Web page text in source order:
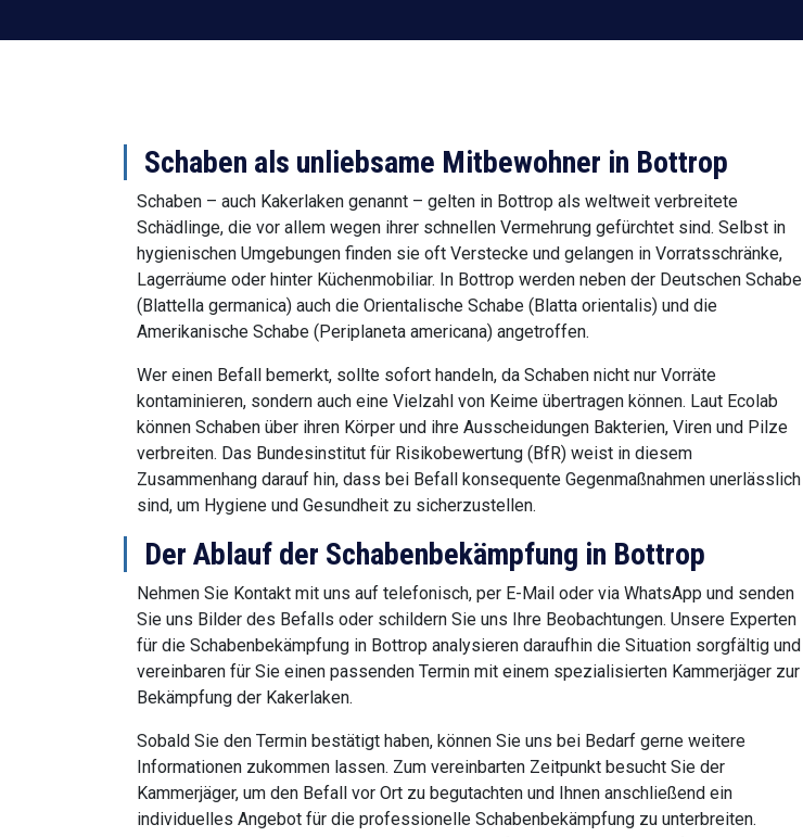
Schaben als unliebsame Mitbewohner in Bottrop
Schaben – auch Kakerlaken genannt – gelten in Bottrop als weltweit verbreitete
Schädlinge, die vor allem wegen ihrer schnellen Vermehrung gefürchtet sind. Selbst in
hygienischen Umgebungen finden sie oft Verstecke und gelangen in Vorratsschränke,
Lagerräume oder hinter Küchenmobiliar. In Bottrop werden neben der Deutschen Schabe
(Blattella germanica) auch die Orientalische Schabe (Blatta orientalis) und die
Amerikanische Schabe (Periplaneta americana) angetroffen.
Wer einen Befall bemerkt, sollte sofort handeln, da Schaben nicht nur Vorräte
kontaminieren, sondern auch eine Vielzahl von Keime übertragen können. Laut Ecolab
können Schaben über ihren Körper und ihre Ausscheidungen Bakterien, Viren und Pilze
verbreiten. Das Bundesinstitut für Risikobewertung (BfR) weist in diesem
Zusammenhang darauf hin, dass bei Befall konsequente Gegenmaßnahmen unerlässlich
sind, um Hygiene und Gesundheit zu sicherzustellen.
Der Ablauf der Schabenbekämpfung in Bottrop
Nehmen Sie Kontakt mit uns auf telefonisch, per E-Mail oder via WhatsApp und senden
Sie uns Bilder des Befalls oder schildern Sie uns Ihre Beobachtungen. Unsere Experten
für die Schabenbekämpfung in Bottrop analysieren daraufhin die Situation sorgfältig und
vereinbaren für Sie einen passenden Termin mit einem spezialisierten Kammerjäger zur
Bekämpfung der Kakerlaken.
Sobald Sie den Termin bestätigt haben, können Sie uns bei Bedarf gerne weitere
Informationen zukommen lassen. Zum vereinbarten Zeitpunkt besucht Sie der
Kammerjäger, um den Befall vor Ort zu begutachten und Ihnen anschließend ein
individuelles Angebot für die professionelle Schabenbekämpfung zu unterbreiten.